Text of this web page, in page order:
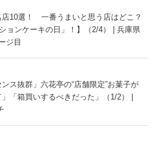
10選！ 一番うまいと思う店はどこ？
ョンケーキの日」！】（2/4） | 兵庫県
ジ目
ス抜群」六花亭の“店舗限定”お菓子が
「箱買いするべきだった」（1/2） |